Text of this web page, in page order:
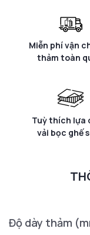
Miễn phí vận
thảm toàn
Tuỳ thích lựa
vải bọc ghế
Độ dày thảm